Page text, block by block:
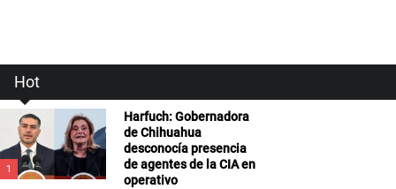
Hot
1
Harfuch: Gobernadora
de Chihuahua
desconocía presencia
de agentes de la CIA en
operativo